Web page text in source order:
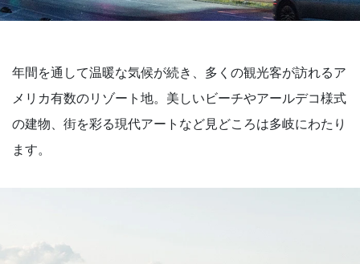
年間を通して温暖な気候が続き、多くの観光客が訪れるア
メリカ有数のリゾート地。美しいビーチやアールデコ様式
の建物、街を彩る現代アートなど見どころは多岐にわたり
ます。